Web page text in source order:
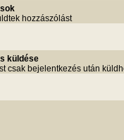
hozzászólást
küldése
csak bejelentkezés után